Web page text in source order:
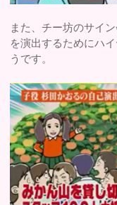
また、チー坊のサイ
を演出するためにハ
うです。